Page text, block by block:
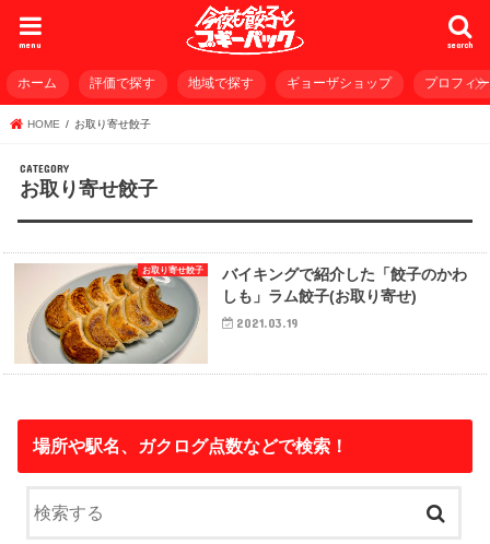
search
menu
ホーム 評価で探す 地域で探す ギョーザショップ プロフィ
HOME お取り寄せ餃子
お取り寄せ餃子
お取り寄せ餃子
バイキングで紹介した「餃子のかわ
しも」ラム餃子(お取り寄せ)
2021.03.19
場所や駅名、ガクログ点数などで検索！